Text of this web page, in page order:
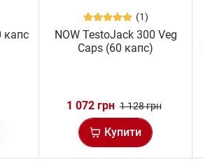
капс
(1)
NOW TestoJack 300 Veg
Caps (60 капс)
1 072 грн 1 128 грн
Купити